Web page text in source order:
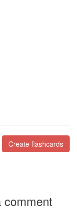
Create flashcards
comment